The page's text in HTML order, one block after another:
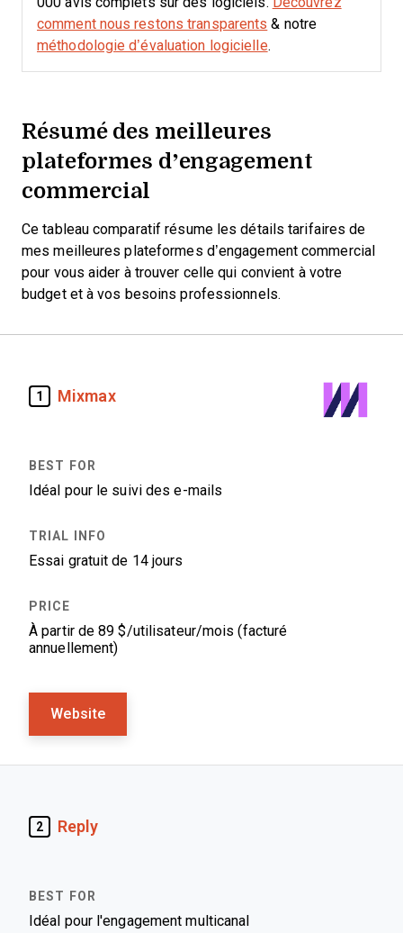
comment nous restons transparents & notre
méthodologie d’évaluation logicielle.
Résumé des meilleures
plateformes d’engagement
commercial
Ce tableau comparatif résume les détails tarifaires de
mes meilleures plateformes d’engagement commercial
pour vous aider à trouver celle qui convient à votre
budget et à vos besoins professionnels.
1 Mixmax
Idéal pour le suivi des e-mails
Essai gratuit de 14 jours
À partir de 89 $/utilisateur/mois (facturé
annuellement)
Website
2 Reply
Idéal pour l'engagement multicanal